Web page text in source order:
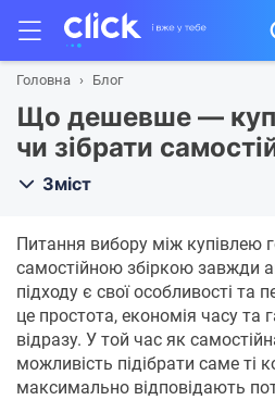
Головна Блог
Що дешевше —
чи зібрати
Зміст
Питання вибору між купівлею
самостійною збіркою завжди
підходу є свої особливості та
це простота, економія часу та
відразу. У той час як
можливість підібрати саме ті
максимально відповідають